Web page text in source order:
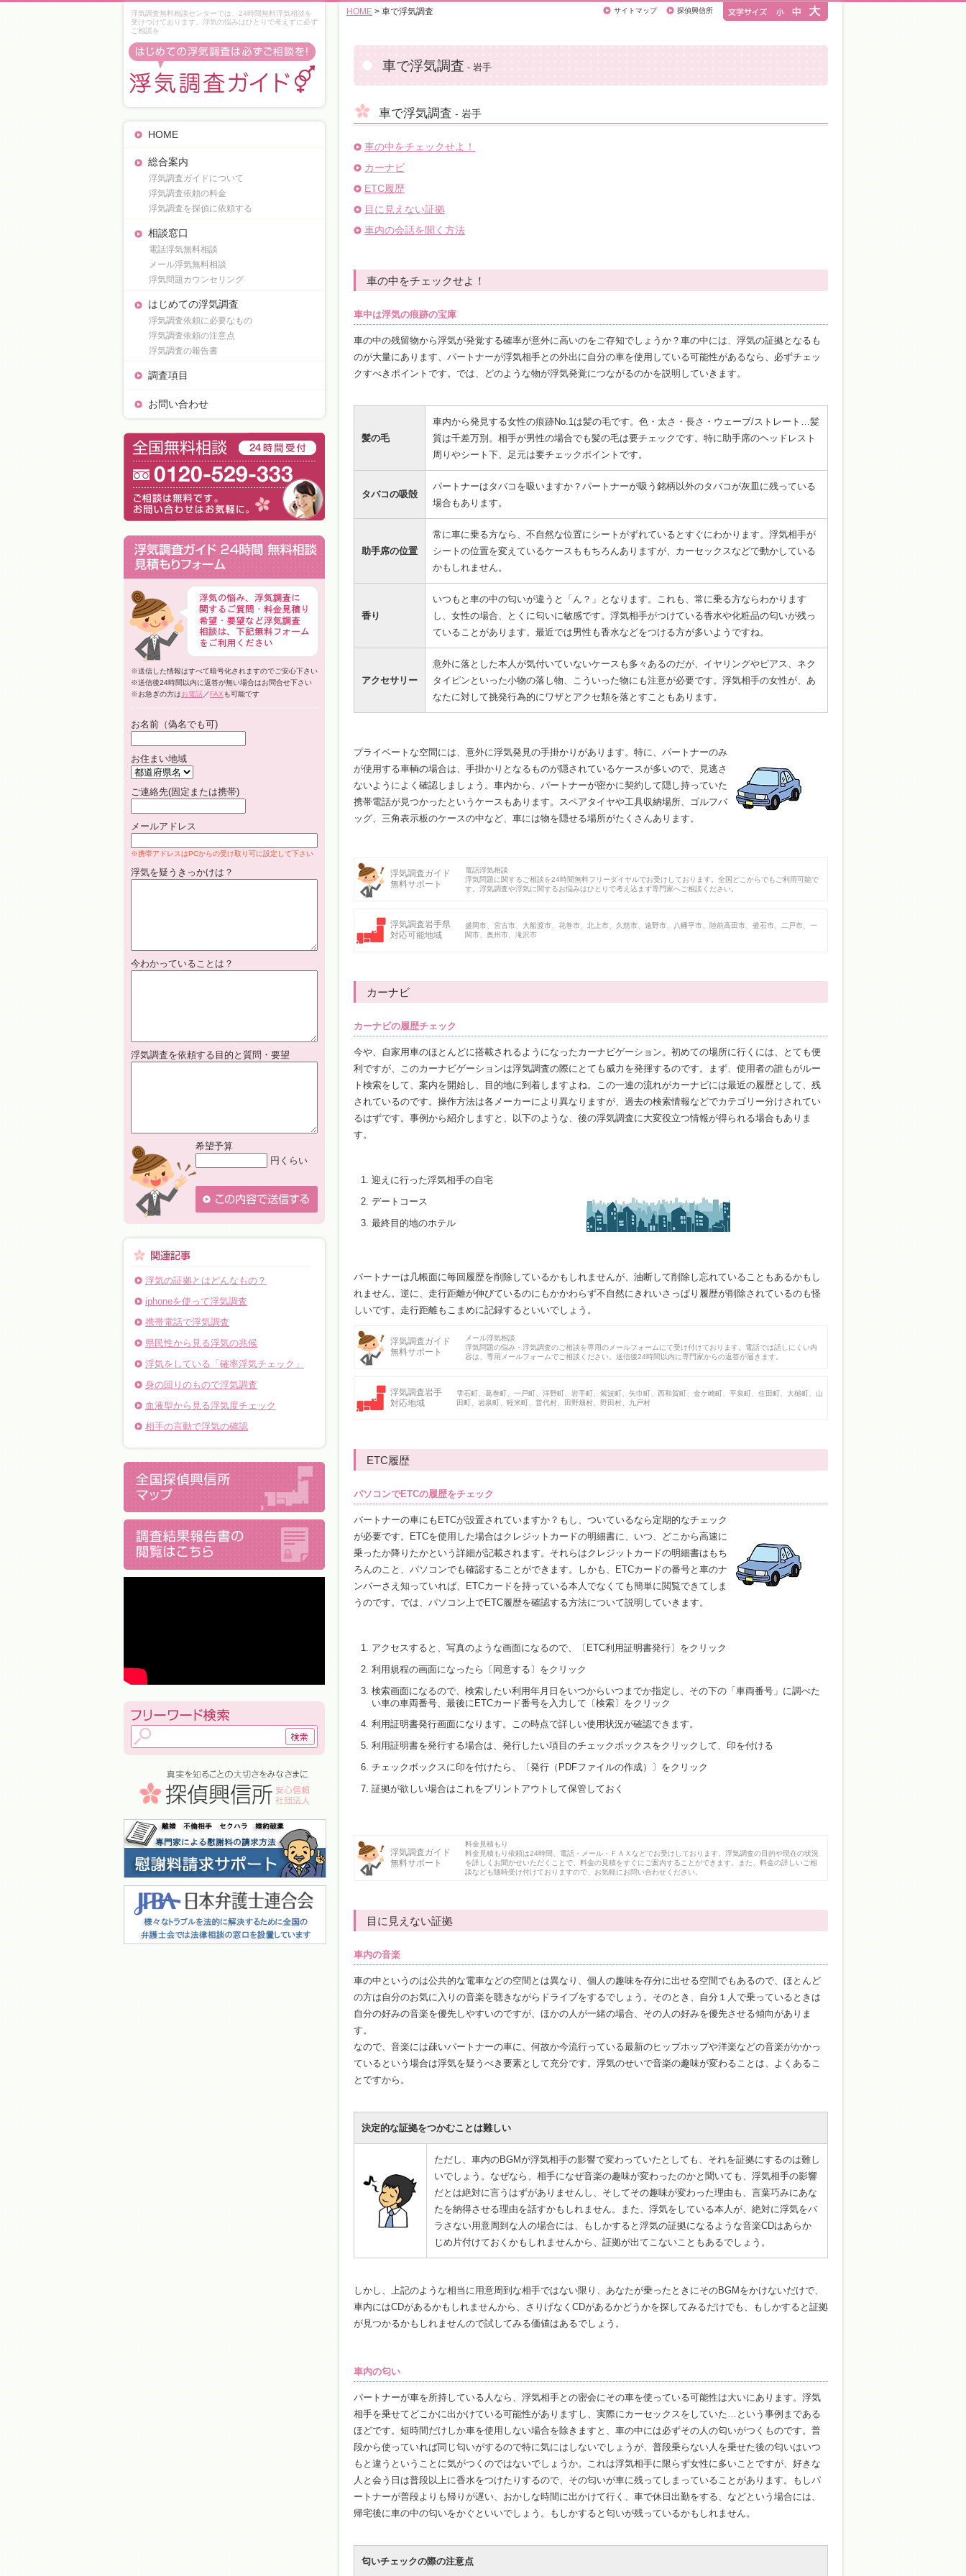
車で浮気調査 - 岩手
車で浮気調査 - 岩手
車の中をチェックせよ！
カーナビ
ETC履歴
目に見えない証拠
車内の会話を聞く方法
車の中をチェックせよ！
車中は浮気の痕跡の宝庫
車の中の残留物から浮気が発覚する確率が意外に高いのをご存知でしょうか？車の中には、浮気の証拠となるも
のが大量にあります、パートナーが浮気相手との外出に自分の車を使用している可能性があるなら、必ずチェッ
クすべきポイントです。では、どのような物が浮気発覚につながるのかを説明していきます。
髪の毛
車内から発見する女性の痕跡No.1は髪の毛です。色・太さ・長さ・ウェーブ/ストレート…髪
質は千差万別。相手が男性の場合でも髪の毛は要チェックです。特に助手席のヘッドレスト
周りやシート下、足元は要チェックポイントです。
タバコの吸殻
パートナーはタバコを吸いますか？パートナーが吸う銘柄以外のタバコが灰皿に残っている
場合もあります。
助手席の位置
常に車に乗る方なら、不自然な位置にシートがずれているとすぐにわかります。浮気相手が
シートの位置を変えているケースももちろんありますが、カーセックスなどで動かしている
かもしれません。
香り
いつもと車の中の匂いが違うと「ん？」となります。これも、常に乗る方ならわかります
し、女性の場合、とくに匂いに敏感です。浮気相手がつけている香水や化粧品の匂いが残っ
ていることがあります。最近では男性も香水などをつける方が多いようですね。
アクセサリー
意外に落とした本人が気付いていないケースも多々あるのだが、イヤリングやピアス、ネク
タイピンといった小物の落し物、こういった物にも注意が必要です。浮気相手の女性が、あ
なたに対して挑発行為的にワザとアクセ類を落とすこともあります。
プライベートな空間には、意外に浮気発見の手掛かりがあります。特に、パートナーのみ
が使用する車輌の場合は、手掛かりとなるものが隠されているケースが多いので、見逃さ
ないようによく確認しましょう。車内から、パートナーが密かに契約して隠し持っていた
携帯電話が見つかったというケースもあります。スペアタイヤや工具収納場所、ゴルフバ
ッグ、三角表示板のケースの中など、車には物を隠せる場所がたくさんあります。
浮気調査ガイド
無料サポート
電話浮気相談
浮気問題に関するご相談を24時間無料フリーダイヤルでお受けしております。全国どこからでもご利用可能で
す。浮気調査や浮気に関するお悩みはひとりで考え込まず専門家へご相談ください。
浮気調査岩手県
対応可能地域
盛岡市、宮古市、大船渡市、花巻市、北上市、久慈市、遠野市、八幡平市、陸前高田市、釜石市、二戸市、一
関市、奥州市、滝沢市
カーナビ
カーナビの履歴チェック
今や、自家用車のほとんどに搭載されるようになったカーナビゲーション。初めての場所に行くには、とても便
利ですが、このカーナビゲーションは浮気調査の際にとても威力を発揮するのです。まず、使用者の誰もがルー
ト検索をして、案内を開始し、目的地に到着しますよね。この一連の流れがカーナビには最近の履歴として、残
されているのです。操作方法は各メーカーにより異なりますが、過去の検索情報などでカテゴリー分けされてい
るはずです。事例から紹介しますと、以下のような、後の浮気調査に大変役立つ情報が得られる場合もありま
す。
迎えに行った浮気相手の自宅
デートコース
最終目的地のホテル
パートナーは几帳面に毎回履歴を削除しているかもしれませんが、油断して削除し忘れていることもあるかもし
れません。逆に、走行距離が伸びているのにもかかわらず不自然にきれいさっぱり履歴が削除されているのも怪
しいです。走行距離もこまめに記録するといいでしょう。
浮気調査ガイド
無料サポート
メール浮気相談
浮気問題の悩み・浮気調査のご相談を専用のメールフォームにて受け付けております。電話では話しにくい内
容は、専用メールフォームでご相談ください。送信後24時間以内に専門家からの返答が届きます。
浮気調査岩手
対応地域
雫石町、葛巻町、一戸町、洋野町、岩手町、紫波町、矢巾町、西和賀町、金ケ崎町、平泉町、住田町、大槌町、山
田町、岩泉町、軽米町、普代村、田野畑村、野田村、九戸村
ETC履歴
パソコンでETCの履歴をチェック
パートナーの車にもETCが設置されていますか？もし、ついているなら定期的なチェック
が必要です。ETCを使用した場合はクレジットカードの明細書に、いつ、どこから高速に
乗ったか降りたかという詳細が記載されます。それらはクレジットカードの明細書はもち
ろんのこと、パソコンでも確認することができます。しかも、ETCカードの番号と車のナ
ンバーさえ知っていれば、ETCカードを持っている本人でなくても簡単に閲覧できてしま
うのです。では、パソコン上でETC履歴を確認する方法について説明していきます。
アクセスすると、写真のような画面になるので、〔ETC利用証明書発行〕をクリック
利用規程の画面になったら〔同意する〕をクリック
検索画面になるので、検索したい利用年月日をいつからいつまでか指定し、その下の「車両番号」に調べた
い車の車両番号、最後にETCカード番号を入力して〔検索〕をクリック
利用証明書発行画面になります。この時点で詳しい使用状況が確認できます。
利用証明書を発行する場合は、発行したい項目のチェックボックスをクリックして、印を付ける
チェックボックスに印を付けたら、〔発行（PDFファイルの作成）〕をクリック
証拠が欲しい場合はこれをプリントアウトして保管しておく
浮気調査ガイド
無料サポート
料金見積もり
料金見積もり依頼は24時間、電話・メール・ＦＡＸなどでお受けしております。浮気調査の目的や現在の状況
を詳しくお聞かせいただくことで、料金の見積をすぐにご案内することができます。また、料金の詳しいご相
談なども随時受け付けておりますので、お気軽にお問い合わせください。
目に見えない証拠
車内の音楽
車の中というのは公共的な電車などの空間とは異なり、個人の趣味を存分に出せる空間でもあるので、ほとんど
の方は自分のお気に入りの音楽を聴きながらドライブをするでしょう。そのとき、自分１人で乗っているときは
自分の好みの音楽を優先しやすいのですが、ほかの人が一緒の場合、その人の好みを優先させる傾向がありま
す。
なので、音楽には疎いパートナーの車に、何故か今流行っている最新のヒップホップや洋楽などの音楽がかかっ
ているという場合は浮気を疑うべき要素として充分です。浮気のせいで音楽の趣味が変わることは、よくあるこ
とですから。
決定的な証拠をつかむことは難しい
ただし、車内のBGMが浮気相手の影響で変わっていたとしても、それを証拠にするのは難し
いでしょう。なぜなら、相手になぜ音楽の趣味が変わったのかと聞いても、浮気相手の影響
だとは絶対に言うはずがありませんし、そしてその趣味が変わった理由も、言葉巧みにあな
たを納得させる理由を話すかもしれません。また、浮気をしている本人が、絶対に浮気をバ
ラさない用意周到な人の場合には、もしかすると浮気の証拠になるような音楽CDはあらか
じめ片付けておくかもしれませんから、証拠が出てこないこともあるでしょう。
しかし、上記のような相当に用意周到な相手ではない限り、あなたが乗ったときにそのBGMをかけないだけで、
車内にはCDがあるかもしれませんから、さりげなくCDがあるかどうかを探してみるだけでも、もしかすると証拠
が見つかるかもしれませんので試してみる価値はあるでしょう。
車内の匂い
パートナーが車を所持している人なら、浮気相手との密会にその車を使っている可能性は大いにあります。浮気
相手を乗せてどこかに出かけている可能性がありますし、実際にカーセックスをしていた…という事例まである
ほどです。短時間だけしか車を使用しない場合を除きますと、車の中には必ずその人の匂いがつくものです。普
段から使っていれば同じ匂いがするので特に気にはしないでしょうが、普段乗らない人を乗せた後の匂いはいつ
もと違うということに気がつくのではないでしょうか。これは浮気相手に限らず女性に多いことですが、好きな
人と会う日は普段以上に香水をつけたりするので、その匂いが車に残ってしまっていることがあります。もしパ
ートナーが普段よりも帰りが遅い、おかしな時間に出かけて行く、車で休日出勤をする、などという場合には、
帰宅後に車の中の匂いをかぐといいでしょう。もしかすると匂いが残っているかもしれません。
匂いチェックの際の注意点
浮気調査無料相談センターでは、24時間無料浮気相談を
受けつけております。浮気の悩みはひとりで考えずに必ず
ご相談を
HOME
総合案内
浮気調査ガイドについて
浮気調査依頼の料金
浮気調査を探偵に依頼する
相談窓口
電話浮気無料相談
メール浮気無料相談
浮気問題カウンセリング
はじめての浮気調査
浮気調査依頼に必要なもの
浮気調査依頼の注意点
浮気調査の報告書
調査項目
お問い合わせ
※送信した情報はすべて暗号化されますのでご安心下さい
※送信後24時間以内に返答が無い場合はお問合せ下さい
※お急ぎの方はお電話 ／FAX も可能です
お名前（偽名でも可)
お住まい地域
ご連絡先(固定または携帯)
メールアドレス
※携帯アドレスはPCからの受け取り可に設定して下さい
浮気を疑うきっかけは？
今わかっていることは？
浮気調査を依頼する目的と質問・要望
希望予算
円くらい
浮気の証拠とはどんなもの？
iphoneを使って浮気調査
携帯電話で浮気調査
県民性から見る浮気の兆候
浮気をしている「確率浮気チェック」
身の回りのもので浮気調査
血液型から見る浮気度チェック
相手の言動で浮気の確認
HOME > 車で浮気調査 サイトマップ 探偵興信所